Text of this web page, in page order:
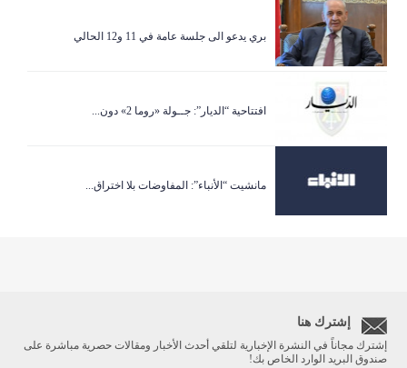
بري يدعو الى جلسة عامة في 11 و12 الحالي
افتتاحية “الديار”: جــولة «روما 2» دون...
مانشيت “الأنباء”: المفاوضات بلا اختراق...
إشترك هنا
إشترك مجاناً في النشرة الإخبارية لتلقي أحدث الأخبار ومقالات حصرية مباشرة على
صندوق البريد الوارد الخاص بك!